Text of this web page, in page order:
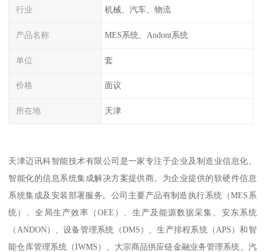
行业 机械、汽车、物流
产品名称 MES系统、Andont系统
单位 套
价格 面议
所在地 天津
天津迈讯科智能技术有限公司是一家专注于企业及制造业信息化、
智能化的信息系统集成解决方案提供商。为企业提供的软硬件信息
系统集成及安装部署服务。公司主要产品有制造执行系统（MES系
统）、全局生产效率（OEE）、生产及能源数据采集、安东系统
（ANDON）、设备管理系统（DMS）、生产排程系统（APS）和智
能仓库管理系统（IWMS）、大宗商品供应链金融业务管理系统、汽